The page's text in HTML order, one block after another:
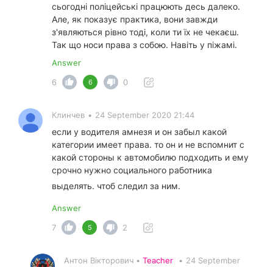
сьогодні поліцейські працюють десь далеко.
Але, як показує практика, вони завжди
з'являються рівно тоді, коли ти їх не чекаєш.
Так що носи права з собою. Навіть у піжамі.
Answer
6
6 0
Клинчев • 24 September 2020 21:44
если у водителя амнезя и он забыл какой
категории имеет права. то он и не вспомнит с
какой стороны к автомобилю подходить и ему
срочно нужно социального работника
выделять. чтоб следил за ним.
Answer
7
5 2
Антон Вікторович • Teacher • 24 September